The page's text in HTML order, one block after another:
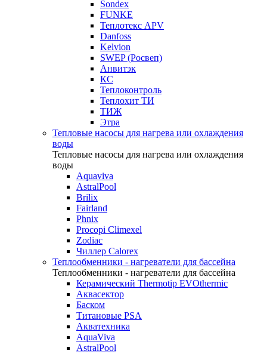
Sondex
FUNKE
Теплотекс APV
Danfoss
Kelvion
SWEP (Росвеп)
Анвитэк
КС
Теплоконтроль
Теплохит ТИ
ТИЖ
Этра
Тепловые насосы для нагрева или охлаждения
воды
Тепловые насосы для нагрева или охлаждения
воды
Aquaviva
AstralPool
Brilix
Fairland
Phnix
Procopi Climexel
Zodiac
Чиллер Calorex
Теплообменники - нагреватели для бассейна
Теплообменники - нагреватели для бассейна
Керамический Thermotip EVOthermic
Аквасектор
Баском
Титановые PSA
Акватехника
AquaViva
AstralPool